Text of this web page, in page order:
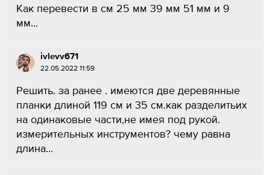
Как перевести в см 25 мм 39 мм 51 мм и 9
мм...
ivlevv671
22.05.2022 11:59
Решить. за ранее . имеются две деревянные
планки длиной 119 см и 35 см.как разделитьих
на одинаковые части,не имея под рукой.
измерительных инструментов? чему равна
длина...